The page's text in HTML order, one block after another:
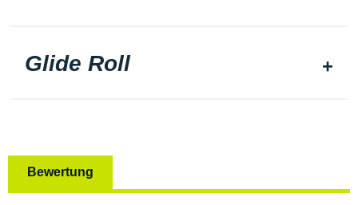
Glide Roll
Bewertung